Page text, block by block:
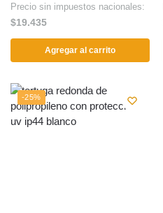
Precio sin impuestos nacionales:
$19.435
Agregar al carrito
-25%